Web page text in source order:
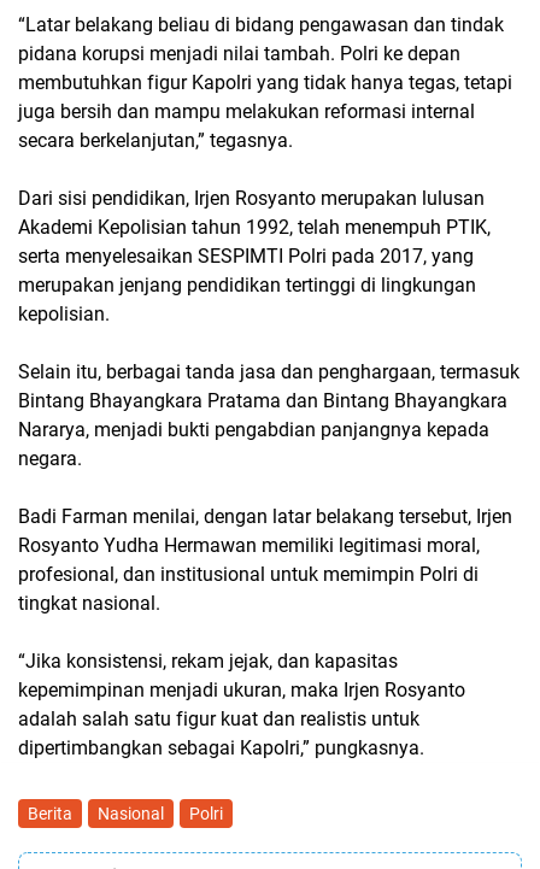
“Latar belakang beliau di bidang pengawasan dan tindak
pidana korupsi menjadi nilai tambah. Polri ke depan
membutuhkan figur Kapolri yang tidak hanya tegas, tetapi
juga bersih dan mampu melakukan reformasi internal
secara berkelanjutan,” tegasnya.
Dari sisi pendidikan, Irjen Rosyanto merupakan lulusan
Akademi Kepolisian tahun 1992, telah menempuh PTIK,
serta menyelesaikan SESPIMTI Polri pada 2017, yang
merupakan jenjang pendidikan tertinggi di lingkungan
kepolisian.
Selain itu, berbagai tanda jasa dan penghargaan, termasuk
Bintang Bhayangkara Pratama dan Bintang Bhayangkara
Nararya, menjadi bukti pengabdian panjangnya kepada
negara.
Badi Farman menilai, dengan latar belakang tersebut, Irjen
Rosyanto Yudha Hermawan memiliki legitimasi moral,
profesional, dan institusional untuk memimpin Polri di
tingkat nasional.
“Jika konsistensi, rekam jejak, dan kapasitas
kepemimpinan menjadi ukuran, maka Irjen Rosyanto
adalah salah satu figur kuat dan realistis untuk
dipertimbangkan sebagai Kapolri,” pungkasnya.
Berita Nasional Polri